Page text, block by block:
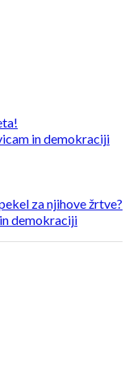
in demokraciji
za njihove žrtve?
demokraciji